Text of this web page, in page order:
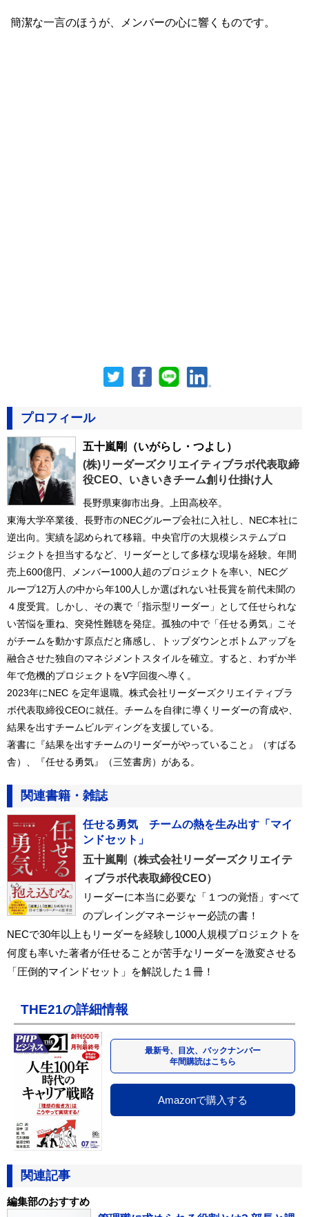
簡潔な一言のほうが、メンバーの心に響くものです。
プロフィール
五十嵐剛
（いがらし・つよし）
(株)リーダーズクリエイティブラボ代表取締
役CEO、いきいきチーム創り仕掛け人
長野県東御市出身。上田高校卒。
東海大学卒業後、長野市のNECグループ会社に入社し、NEC本社に
逆出向。実績を認められて移籍。中央官庁の大規模システムプロ
ジェクトを担当するなど、リーダーとして多様な現場を経験。年間
売上600億円、メンバー1000人超のプロジェクトを率い、NECグ
ループ12万人の中から年100人しか選ばれない社長賞を前代未聞の
４度受賞。しかし、その裏で「指示型リーダー」として任せられな
い苦悩を重ね、突発性難聴を発症。孤独の中で「任せる勇気」こそ
がチームを動かす原点だと痛感し、トップダウンとボトムアップを
融合させた独自のマネジメントスタイルを確立。すると、わずか半
年で危機的プロジェクトをV字回復へ導く。
2023年にNEC を定年退職。株式会社リーダーズクリエイティブラ
ボ代表取締役CEOに就任。チームを自律に導くリーダーの育成や、
結果を出すチームビルディングを支援している。
著書に『結果を出すチームのリーダーがやっていること』（すばる
舎）、『任せる勇気』（三笠書房）がある。
関連書籍・雑誌
任せる勇気 チームの熱を生み出す「マイ
ンドセット」
五十嵐剛（株式会社リーダーズクリエイテ
ィブラボ代表取締役CEO）
リーダーに本当に必要な「１つの覚悟」すべて
のプレイングマネージャー必読の書！
NECで30年以上もリーダーを経験し1000人規模プロジェクトを
何度も率いた著者が任せることが苦手なリーダーを激変させる
「圧倒的マインドセット」を解説した１冊！
THE21の詳細情報
最新号、目次、バックナンバー
年間購読はこちら
Amazonで購入する
関連記事
編集部のおすすめ